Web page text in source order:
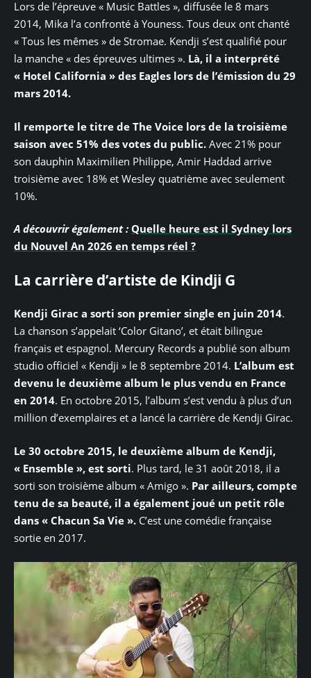
Lors de l’épreuve « Music Battles », diffusée le 8 mars
2014, Mika l’a confronté à Youness. Tous deux ont chanté
« Tous les mêmes » de Stromae. Kendji s’est qualifié pour
la manche « des épreuves ultimes ». Là, il a interprété
« Hotel California » des Eagles lors de l’émission du 29
mars 2014.
Il remporte le titre de The Voice lors de la troisième
saison avec 51% des votes du public. Avec 21% pour
son dauphin Maximilien Philippe, Amir Haddad arrive
troisième avec 18% et Wesley quatrième avec seulement
10%.
A découvrir également : Quelle heure est il Sydney lors
du Nouvel An 2026 en temps réel ?
La carrière d’artiste de Kindji G
Kendji Girac a sorti son premier single en juin 2014.
La chanson s’appelait ‘Color Gitano’, et était bilingue
français et espagnol. Mercury Records a publié son album
studio officiel « Kendji » le 8 septembre 2014. L’album est
devenu le deuxième album le plus vendu en France
en 2014. En octobre 2015, l’album s’est vendu à plus d’un
million d’exemplaires et a lancé la carrière de Kendji Girac.
Le 30 octobre 2015, le deuxième album de Kendji,
« Ensemble », est sorti. Plus tard, le 31 août 2018, il a
sorti son troisième album « Amigo ». Par ailleurs, compte
tenu de sa beauté, il a également joué un petit rôle
dans « Chacun Sa Vie ». C’est une comédie française
sortie en 2017.